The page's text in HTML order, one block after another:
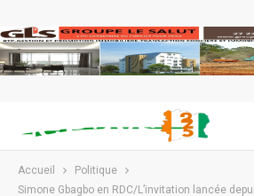
Accueil
Politique
Simone Gbagbo en RDC/L’invitation lancée